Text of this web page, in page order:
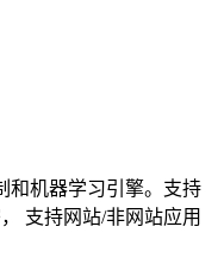
和机器学习引擎。支持
支持网站/非网站应用